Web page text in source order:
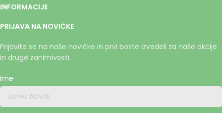
INFORMACIJE
PRIJAVA NA NOVIČKE
Prijavite se na naše novičke in prvi boste izvedeli za naše akcije
in druge zanimivosti.
Ime